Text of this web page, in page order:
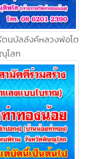
นบัลลังค์หลวงพ่อโต
โลก